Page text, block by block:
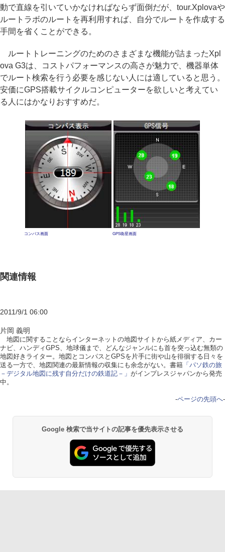
動で直線を引いていかなければならず面倒だが、tour.Xplovaや
ルートラボのルートを再利用すれば、自分でルートを作成する
手間を省くことができる。
ルートトレーニングのためのさまざまな機能が詰まったXpl
ova G3は、コストパフォーマンスの高さが魅力で、機器単体
でルート検索を行う必要を感じない人には適していると思う。
安価にGPS搭載サイクルコンピューターを欲しいと考えてい
る人にはかなりおすすめだ。
コンパス画面 GPS衛星画面
関連情報
2011/9/1 06:00
片岡 義明
地図に関することならインターネットの地図サイトから紙メディア、カー
ナビ、ハンディGPS、地球儀まで、どんなジャンルにも首を突っ込む無類の
地図好きライター。地図とコンパスとGPSを片手に街や山を徘徊する日々を
送る一方で、地図関連の最新情報の収集にも余念がない。書籍「パソ鉄の旅
－デジタル地図に残す自分だけの鉄道記－」 がインプレスジャパンから発売
中。
-ページの先頭へ-
Google 検索で当サイトの記事を優先表示させる